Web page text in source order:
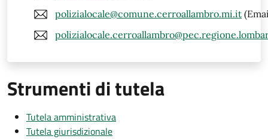
polizialocale@comune.cerroallambro.mi.it
Strumenti di tutela
Tutela amministrativa
Tutela giurisdizionale